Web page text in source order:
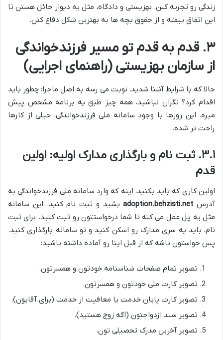
زندگی رو تجربه کنن. بهزیستی و دادگاه، مثل یه دیوار حائل هستن تا
این اتفاق بیفته و از حقوق بچه ها به بهترین شکل دفاع کنن.
۳. قدم به قدم تو مسیر فرزندخواندگی
از سازمان بهزیستی (راهنمای اجرایی)
حالا که با شرایط آشنا شدید، نوبت می رسه به اصل ماجرا: چطور باید
اقدام کرد؟ نگران نباشید، همه چیز طبق یه برنامه مشخص پیش
میره. این روزها با وجود سامانه ملی فرزندخواندگی، خیلی از کارها
راحت تر شده.
۳.۱. ثبت نام و بارگذاری مدارک اولیه: اولین
قدم
اولین کاری که باید بکنید، اینه که وارد سامانه ملی فرزندخواندگی به
آدرس adoption.behzisti.netبشید و ثبت نام کنید. این سامانه
مثل یه پل عمل می کنه تا شما درخواستتون رو ثبت کنید. برای ثبت
نام، باید یه سری مدارک رو اسکن کنید و تو سامانه بارگذاری کنید.
پس حواستون باشه که از قبل اینا رو آماده داشته باشید:
تصویر تمام صفحات شناسنامه خودتون و همسرتون.
تصویر کارت ملی خودتون و همسرتون.
تصویر کارت پایان خدمت یا معافیت از خدمت (برای آقایون).
تصویر سند ازدواجتون (اگه زوج هستید).
تصویر آخرین مدرک تحصیلی تون.